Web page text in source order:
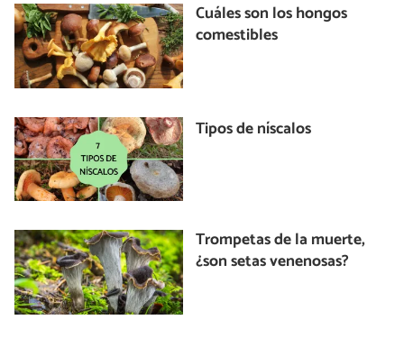
Cuáles son los hongos
comestibles
Tipos de níscalos
Trompetas de la muerte,
¿son setas venenosas?